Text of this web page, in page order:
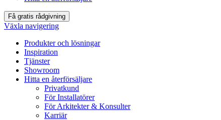
Få gratis rådgivning
Växla navigering
Produkter och lösningar
Inspiration
Tjänster
Showroom
Hitta en återförsäljare
Privatkund
För Installatörer
För Arkitekter & Konsulter
Karriär